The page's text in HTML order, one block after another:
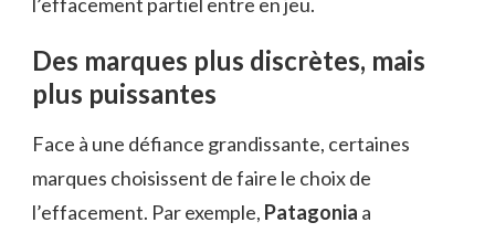
Des marques plus discrètes, mais
plus puissantes
Face à une défiance grandissante, certaines
marques choisissent de faire le choix de
l’effacement. Par exemple, Patagonia a